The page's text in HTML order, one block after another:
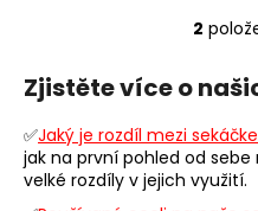
2
Zjistěte více o
✅Jaký je rozdíl mezi
jak na první pohled od sebe
velké rozdíly v jejich využití.